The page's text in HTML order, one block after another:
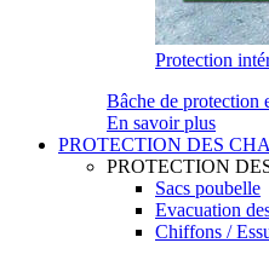
Protection
Bâche de protection
En savoir plus
PROTECTION DES
PROTECTION
Sacs poubelle
Evacuation
Chiffons /